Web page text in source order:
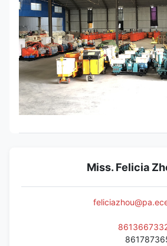
Miss. Felicia